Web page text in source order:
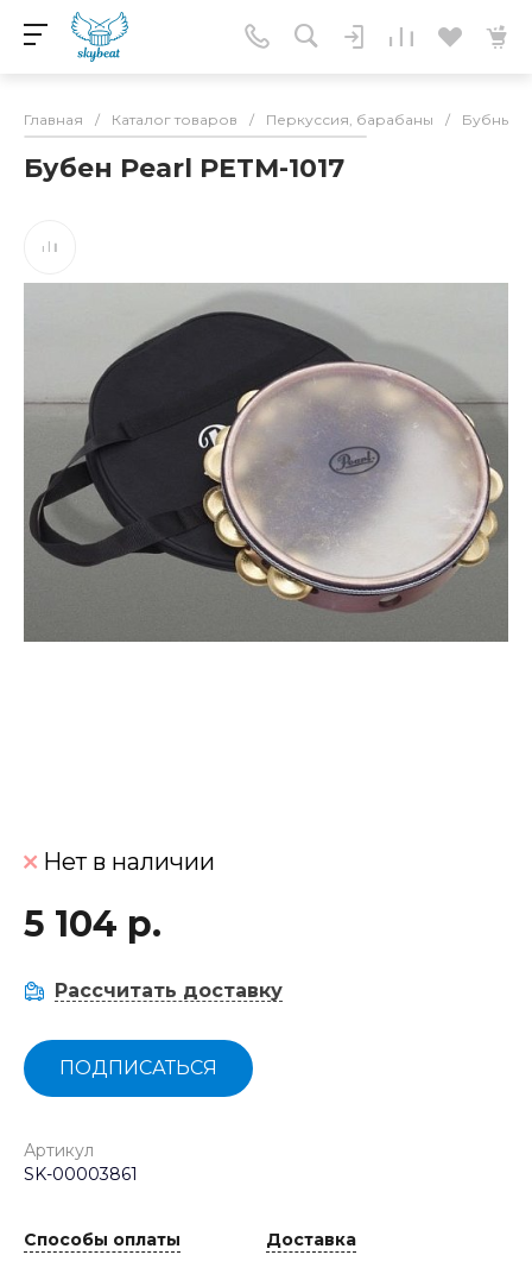
Главная / Каталог товаров / Перкуссия, барабаны / Бубны
Бубен Pearl PETM-1017
Нет в наличии
5 104 р.
Рассчитать доставку
ПОДПИСАТЬСЯ
Артикул
SK-00003861
Способы оплаты Доставка